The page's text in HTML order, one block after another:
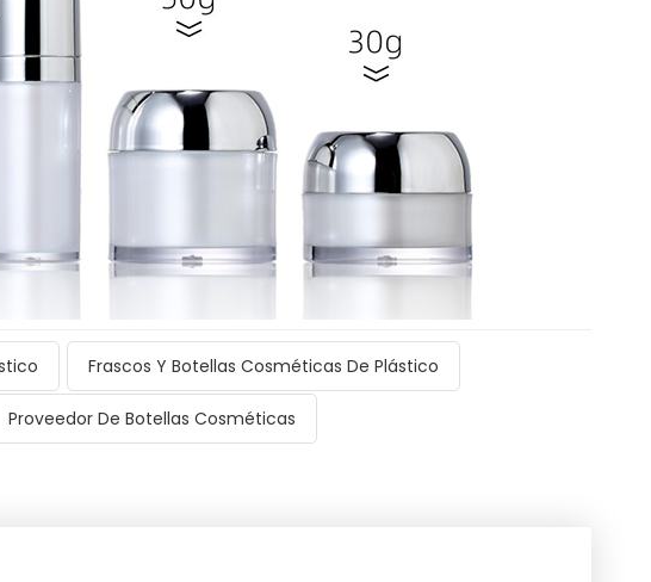
Frascos Y Botellas Cosméticas De Plástico
Proveedor De Botellas Cosméticas